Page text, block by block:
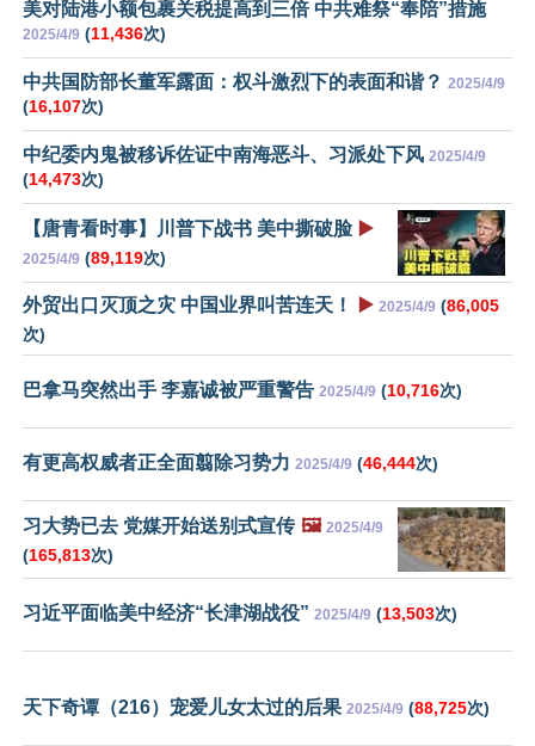
美对陆港小额包裹关税提高到三倍 中共难祭“奉陪”措施
2025/4/9 (11,436次)
中共国防部长董军露面：权斗激烈下的表面和谐？ 2025/4/9
(16,107次)
中纪委内鬼被移诉佐证中南海恶斗、习派处下风 2025/4/9
(14,473次)
【唐青看时事】川普下战书 美中撕破脸 ▶️
2025/4/9 (89,119次)
外贸出口灭顶之灾 中国业界叫苦连天！ ▶️ 2025/4/9 (86,005
次)
巴拿马突然出手 李嘉诚被严重警告 2025/4/9 (10,716次)
有更高权威者正全面翦除习势力 2025/4/9 (46,444次)
习大势已去 党媒开始送别式宣传 🖼️ 2025/4/9
(165,813次)
习近平面临美中经济“长津湖战役” 2025/4/9 (13,503次)
天下奇谭（216）宠爱儿女太过的后果 2025/4/9 (88,725次)